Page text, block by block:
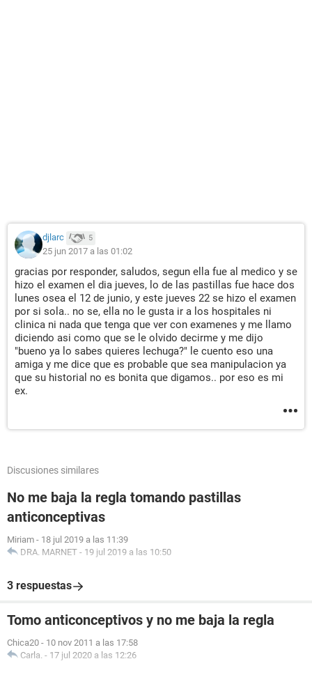
djlarc 5
25 jun 2017 a las 01:02
gracias por responder, saludos, segun ella fue al medico y se
hizo el examen el dia jueves, lo de las pastillas fue hace dos
lunes osea el 12 de junio, y este jueves 22 se hizo el examen
por si sola.. no se, ella no le gusta ir a los hospitales ni
clinica ni nada que tenga que ver con examenes y me llamo
diciendo asi como que se le olvido decirme y me dijo
"bueno ya lo sabes quieres lechuga?" le cuento eso una
amiga y me dice que es probable que sea manipulacion ya
que su historial no es bonita que digamos.. por eso es mi
ex.
Discusiones similares
No me baja la regla tomando pastillas
anticonceptivas
Miriam - 18 jul 2019 a las 11:39
DRA. MARNET - 19 jul 2019 a las 10:50
3 respuestas
Tomo anticonceptivos y no me baja la regla
Chica20 - 10 nov 2011 a las 17:58
Carla. - 17 jul 2020 a las 12:26